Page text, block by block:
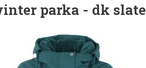
parka - dk slate